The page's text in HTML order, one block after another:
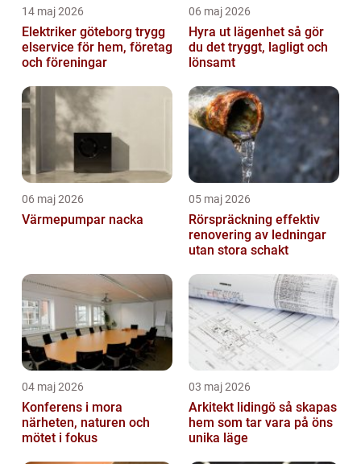
14 maj 2026
Elektriker göteborg trygg
elservice för hem, företag
och föreningar
06 maj 2026
Hyra ut lägenhet så gör
du det tryggt, lagligt och
lönsamt
06 maj 2026
Värmepumpar nacka
05 maj 2026
Rörspräckning effektiv
renovering av ledningar
utan stora schakt
04 maj 2026
Konferens i mora
närheten, naturen och
mötet i fokus
03 maj 2026
Arkitekt lidingö så skapas
hem som tar vara på öns
unika läge